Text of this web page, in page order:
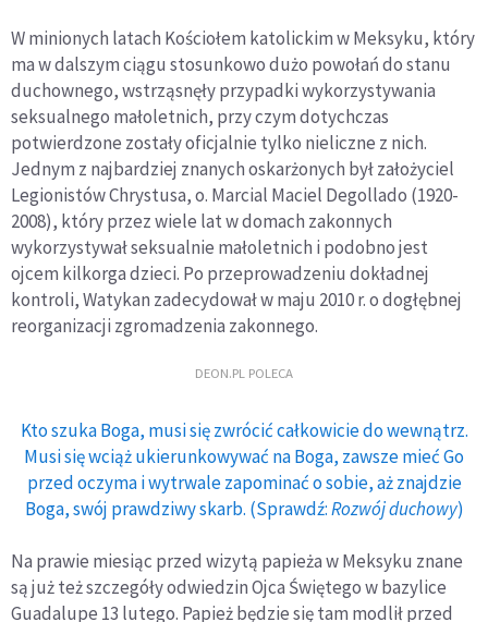
W minionych latach Kościołem katolickim w Meksyku, który
ma w dalszym ciągu stosunkowo dużo powołań do stanu
duchownego, wstrząsnęły przypadki wykorzystywania
seksualnego małoletnich, przy czym dotychczas
potwierdzone zostały oficjalnie tylko nieliczne z nich.
Jednym z najbardziej znanych oskarżonych był założyciel
Legionistów Chrystusa, o. Marcial Maciel Degollado (1920-
2008), który przez wiele lat w domach zakonnych
wykorzystywał seksualnie małoletnich i podobno jest
ojcem kilkorga dzieci. Po przeprowadzeniu dokładnej
kontroli, Watykan zadecydował w maju 2010 r. o dogłębnej
reorganizacji zgromadzenia zakonnego.
DEON.PL POLECA
Kto szuka Boga, musi się zwrócić całkowicie do wewnątrz.
Musi się wciąż ukierunkowywać na Boga, zawsze mieć Go
przed oczyma i wytrwale zapominać o sobie, aż znajdzie
Boga, swój prawdziwy skarb. (Sprawdź:Rozwój duchowy)
Na prawie miesiąc przed wizytą papieża w Meksyku znane
są już też szczegóły odwiedzin Ojca Świętego w bazylice
Guadalupe 13 lutego. Papież będzie się tam modlił przed